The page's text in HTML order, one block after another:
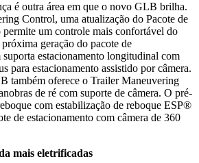
é outra área em que o novo GLB brilha.
Control, uma atualização do Pacote de
permite um controle mais confortável do
geração do pacote de
suporta estacionamento longitudinal com
para estacionamento assistido por câmera.
também oferece o Trailer Maneuvering
de ré com suporte de câmera. O pré-
com estabilização de reboque ESP®
de estacionamento com câmera de 360
mais eletrificadas